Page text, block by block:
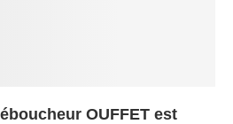
OUFFET est